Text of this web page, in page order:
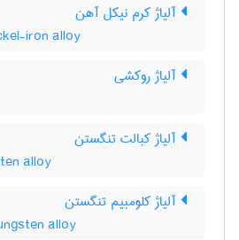
آلیاژ کرم نیکل آهن
iron alloy
آلیاژ روکشی
آلیاژ کبالت تنگستن
alloy
آلیاژ کلومبیم تنگستن
alloy